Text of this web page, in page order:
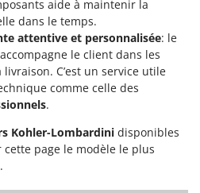
aide à maintenir la
dans le temps.
attentive et personnalisée: le
le client dans les
C’est un service utile
comme celle des
.
Kohler-Lombardini disponibles
page le modèle le plus